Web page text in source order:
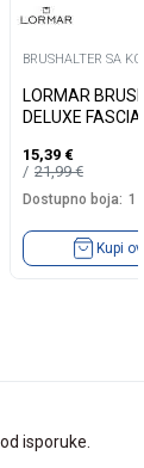
BRUSHALTER SA
LORMAR
DELUXE FASCIA
15,39 €
21,99€
Dostupno boja: 1
Kupi
isporuke.